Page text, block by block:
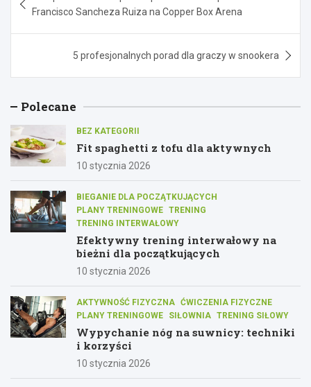
wpisu
Francisco Sancheza Ruiza na Copper Box Arena
5 profesjonalnych porad dla graczy w snookera
Polecane
BEZ KATEGORII
Fit spaghetti z tofu dla aktywnych
10 stycznia 2026
BIEGANIE DLA POCZĄTKUJĄCYCH
PLANY TRENINGOWE TRENING
TRENING INTERWAŁOWY
Efektywny trening interwałowy na
bieżni dla początkujących
10 stycznia 2026
AKTYWNOŚĆ FIZYCZNA ĆWICZENIA FIZYCZNE
PLANY TRENINGOWE
SIŁOWNIA TRENING SIŁOWY
Wypychanie nóg na suwnicy: techniki
i korzyści
10 stycznia 2026